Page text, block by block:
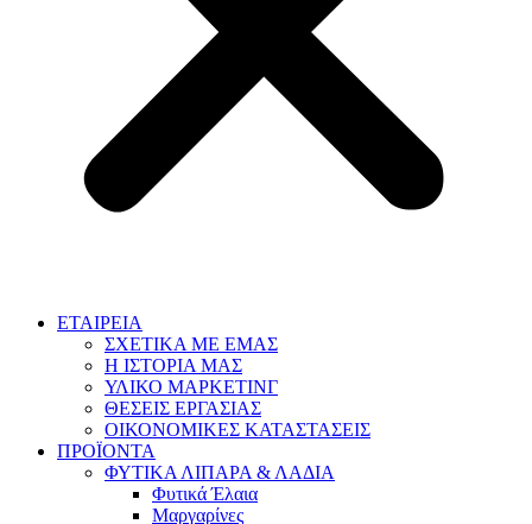
ΕΤΑΙΡΕΙΑ
ΣΧΕΤΙΚΑ ΜΕ ΕΜΑΣ
Η ΙΣΤΟΡΙΑ ΜΑΣ
ΥΛΙΚΟ ΜΑΡΚΕΤΙΝΓ
ΘΕΣΕΙΣ ΕΡΓΑΣΙΑΣ
ΟΙΚΟΝΟΜΙΚΕΣ ΚΑΤΑΣΤΑΣΕΙΣ
ΠΡΟΪΟΝΤΑ
ΦΥΤΙΚΑ ΛΙΠΑΡΑ & ΛΑΔΙΑ
Φυτικά Έλαια
Μαργαρίνες